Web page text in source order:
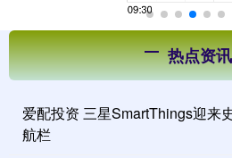
热点资讯
爱配投资 三星SmartThings迎来
航栏